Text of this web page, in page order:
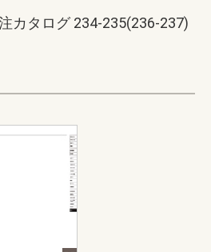
カタログ 234-235(236-237)